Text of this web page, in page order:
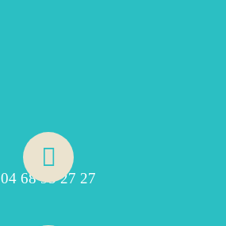
04 68 95 27 27